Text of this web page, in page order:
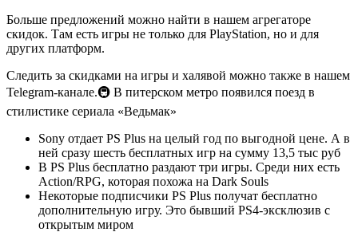
Больше предложений можно найти в нашем агрегаторе
скидок. Там есть игры не только для PlayStation, но и для
других платформ.
Следить за скидками на игры и халявой можно также в нашем
Telegram-канале.🚇 В питерском метро появился поезд в
стилистике сериала «Ведьмак»
Sony отдает PS Plus на целый год по выгодной цене. А в
ней сразу шесть бесплатных игр на сумму 13,5 тыс руб
В PS Plus бесплатно раздают три игры. Среди них есть
Action/RPG, которая похожа на Dark Souls
Некоторые подписчики PS Plus получат бесплатно
дополнительную игру. Это бывший PS4-эксклюзив с
открытым миром